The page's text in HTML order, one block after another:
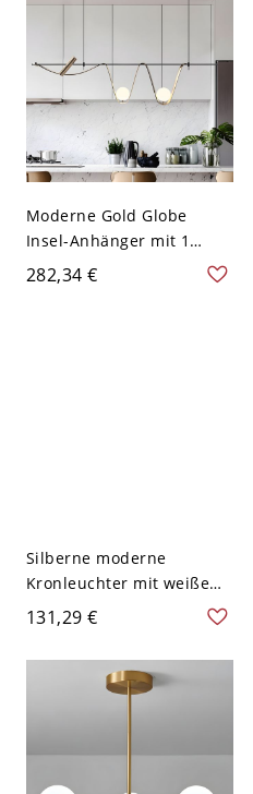
Moderne Gold Globe
Insel-Anhänger mit 1
Ebene, LED-kompatibel,
einstellbare
282,34 €
Silberne moderne
Kronleuchter mit weißem
Glasschirm und
einstellbarer
Aufhängelänge - 110V-
120V Globus 3
131,29 €